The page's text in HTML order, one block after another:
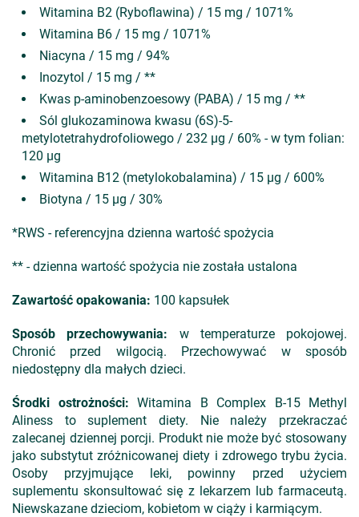
Witamina B2 (Ryboflawina) / 15 mg / 1071%
Witamina B6 / 15 mg / 1071%
Niacyna / 15 mg / 94%
Inozytol / 15 mg / **
Kwas p-aminobenzoesowy (PABA) / 15 mg / **
Sól glukozaminowa kwasu (6S)-5-
metylotetrahydrofoliowego / 232 µg / 60% - w tym folian:
120 µg
Witamina B12 (metylokobalamina) / 15 µg / 600%
Biotyna / 15 µg / 30%
*RWS - referencyjna dzienna wartość spożycia
** - dzienna wartość spożycia nie została ustalona
Zawartość opakowania: 100 kapsułek
Sposób przechowywania: w temperaturze pokojowej.
Chronić przed wilgocią. Przechowywać w sposób
niedostępny dla małych dzieci.
Środki ostrożności: Witamina B Complex B-15 Methyl
Aliness to suplement diety. Nie należy przekraczać
zalecanej dziennej porcji. Produkt nie może być stosowany
jako substytut zróżnicowanej diety i zdrowego trybu życia.
Osoby przyjmujące leki, powinny przed użyciem
suplementu skonsultować się z lekarzem lub farmaceutą.
Niewskazane dzieciom, kobietom w ciąży i karmiącym.